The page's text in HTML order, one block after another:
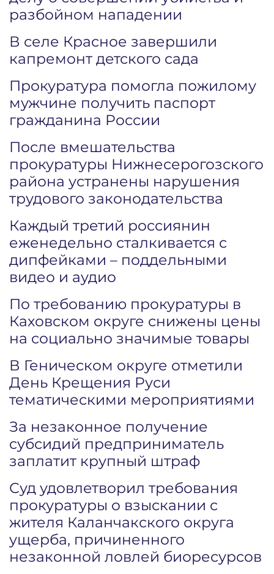
разбойном нападении
В селе Красное завершили
капремонт детского сада
Прокуратура помогла пожилому
мужчине получить паспорт
гражданина России
После вмешательства
прокуратуры Нижнесерогозского
района устранены нарушения
трудового законодательства
Каждый третий россиянин
еженедельно сталкивается с
дипфейками – поддельными
видео и аудио
По требованию прокуратуры в
Каховском округе снижены цены
на социально значимые товары
В Геническом округе отметили
День Крещения Руси
тематическими мероприятиями
За незаконное получение
субсидий предприниматель
заплатит крупный штраф
Суд удовлетворил требования
прокуратуры о взыскании с
жителя Каланчакского округа
ущерба, причиненного
незаконной ловлей биоресурсов